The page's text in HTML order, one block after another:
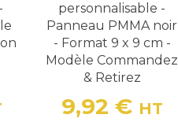
personnalisable -
Panneau PMMA noir
- Format 9 x 9 cm -
Modèle Commandez
& Retirez
Prix
9,92 € HT